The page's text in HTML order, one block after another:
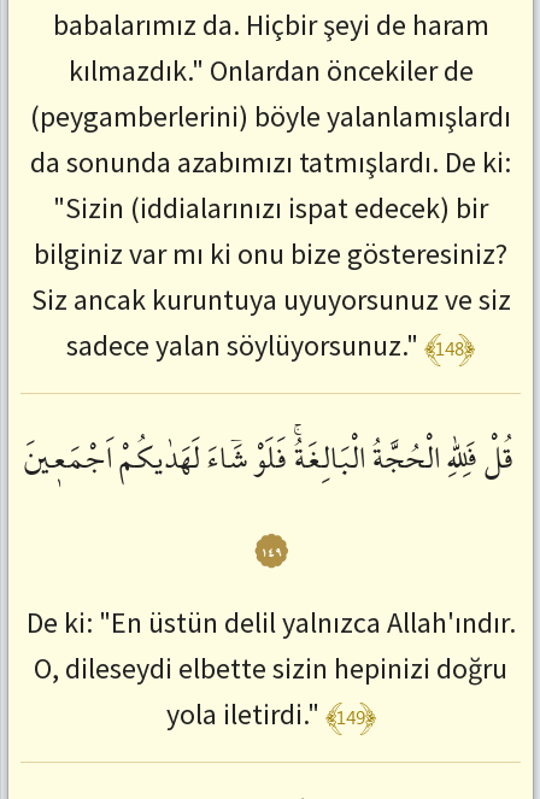
babalarımız da. Hiçbir şeyi de haram
kılmazdık." Onlardan öncekiler de
(peygamberlerini) böyle yalanlamışlardı
da sonunda azabımızı tatmışlardı. De ki:
"Sizin (iddialarınızı ispat edecek) bir
bilginiz var mı ki onu bize gösteresiniz?
Siz ancak kuruntuya uyuyorsunuz ve siz
sadece yalan söylüyorsunuz." ﴾148﴿
قُلْفَلِلّٰهِالْحُجَّةُالْبَالِغَةُۚفَلَوْ شَٓاءَلَهَدٰيكُمْاَجْمَعٖينَ
١٤٩
De ki: "En üstün delil yalnızca Allah'ındır.
O, dileseydi elbette sizin hepinizi doğru
yola iletirdi." ﴾149﴿